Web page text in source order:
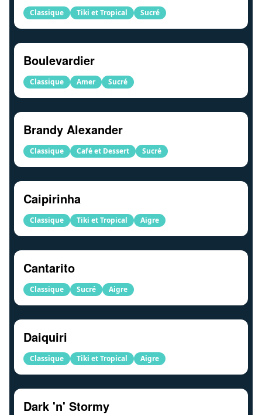
Classique Tiki et Tropical Sucré
Boulevardier
Classique Amer Sucré
Brandy Alexander
Classique Café et Dessert Sucré
Caipirinha
Classique Tiki et Tropical Aigre
Cantarito
Classique Sucré Aigre
Daiquiri
Classique Tiki et Tropical Aigre
Dark 'n' Stormy